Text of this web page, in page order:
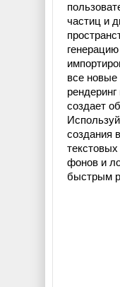
частиц и
все
создает
создания
фонов и
быстрым